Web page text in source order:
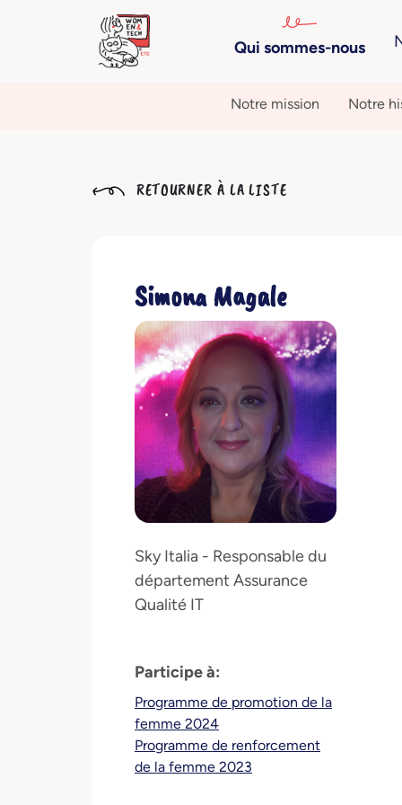
Qui sommes-nous
Notre mission Notre
RETOURNER À LA LISTE
Simona Magale
Sky Italia - Responsable du
département Assurance
Qualité IT
Participe à:
Programme de promotion de la
femme 2024
Programme de renforcement
de la femme 2023